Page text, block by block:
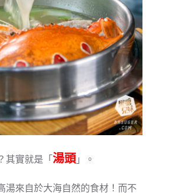
其實就是「 湯頭 」。
湯來自於大海自然的食材！而不